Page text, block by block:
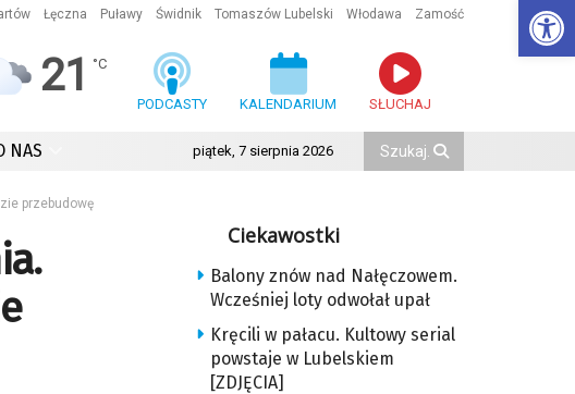
Łęczna Puławy Świdnik Tomaszów Lubelski Włodawa Zamość
21 °C
PODCASTY KALENDARIUM SŁUCHAJ
NAS piątek, 7 sierpnia 2026
przebudowę
Ciekawostki
Balony znów nad Nałęczowem.
Wcześniej loty odwołał upał
Kręcili w pałacu. Kultowy serial
powstaje w Lubelskiem
[ZDJĘCIA]